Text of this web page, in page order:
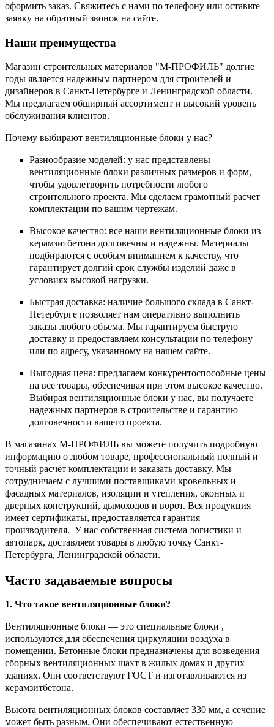
оформить заказ. Свяжитесь с нами по телефону или оставьте
заявку на обратный звонок на сайте.
Наши преимущества
Магазин строительных материалов "М-ПРОФИЛЬ" долгие
годы является надежным партнером для строителей и
дизайнеров в Санкт-Петербурге и Ленинградской области.
Мы предлагаем обширный ассортимент и высокий уровень
обслуживания клиентов.
Почему выбирают вентиляционные блоки у нас?
Разнообразие моделей: у нас представлены
вентиляционные блоки различных размеров и форм,
чтобы удовлетворить потребности любого
строительного проекта. Мы сделаем грамотный расчет
комплектации по вашим чертежам.
Высокое качество: все наши вентиляционные блоки из
керамзитбетона долговечны и надежны. Материалы
подбираются с особым вниманием к качеству, что
гарантирует долгий срок службы изделий даже в
условиях высокой нагрузки.
Быстрая доставка: наличие большого склада в Санкт-
Петербурге позволяет нам оперативно выполнить
заказы любого объема. Мы гарантируем быструю
доставку и предоставляем консультации по телефону
или по адресу, указанному на нашем сайте.
Выгодная цена: предлагаем конкурентоспособные цены
на все товары, обеспечивая при этом высокое качество.
Выбирая вентиляционные блоки у нас, вы получаете
надежных партнеров в строительстве и гарантию
долговечности вашего проекта.
В магазинах М-ПРОФИЛЬ вы можете получить подробную
информацию о любом товаре, профессиональный полный и
точный расчёт комплектации и заказать доставку. Мы
сотрудничаем с лучшими поставщиками кровельных и
фасадных материалов, изоляции и утепления, оконных и
дверных конструкций, дымоходов и ворот. Вся продукция
имеет сертификаты, предоставляется гарантия
производителя. У нас собственная система логистики и
автопарк, доставляем товары в любую точку Санкт-
Петербурга, Ленинградской области.
Часто задаваемые вопросы
1. Что такое вентиляционные блоки?
Вентиляционные блоки — это специальные блоки ,
используются для обеспечения циркуляции воздуха в
помещении. Бетонные блоки предназначены для возведения
сборных вентиляционных шахт в жилых домах и других
зданиях. Они соответствуют ГОСТ и изготавливаются из
керамзитбетона.
Высота вентиляционных блоков составляет 330 мм, а сечение
может быть разным. Они обеспечивают естественную